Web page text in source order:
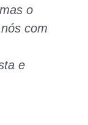
o
com
e